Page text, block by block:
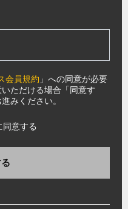
会員規約 」への同意が必要
ただける場合「同意す
みください。
意する